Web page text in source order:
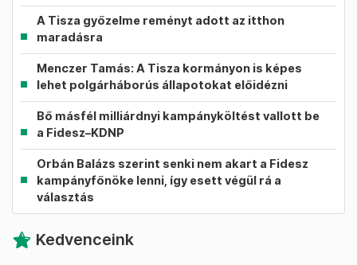
A Tisza győzelme reményt adott az itthon
maradásra
Menczer Tamás: A Tisza kormányon is képes
lehet polgárháborús állapotokat előidézni
Bő másfél milliárdnyi kampányköltést vallott be
a Fidesz–KDNP
Orbán Balázs szerint senki nem akart a Fidesz
kampányfőnöke lenni, így esett végül rá a
választás
Kedvenceink